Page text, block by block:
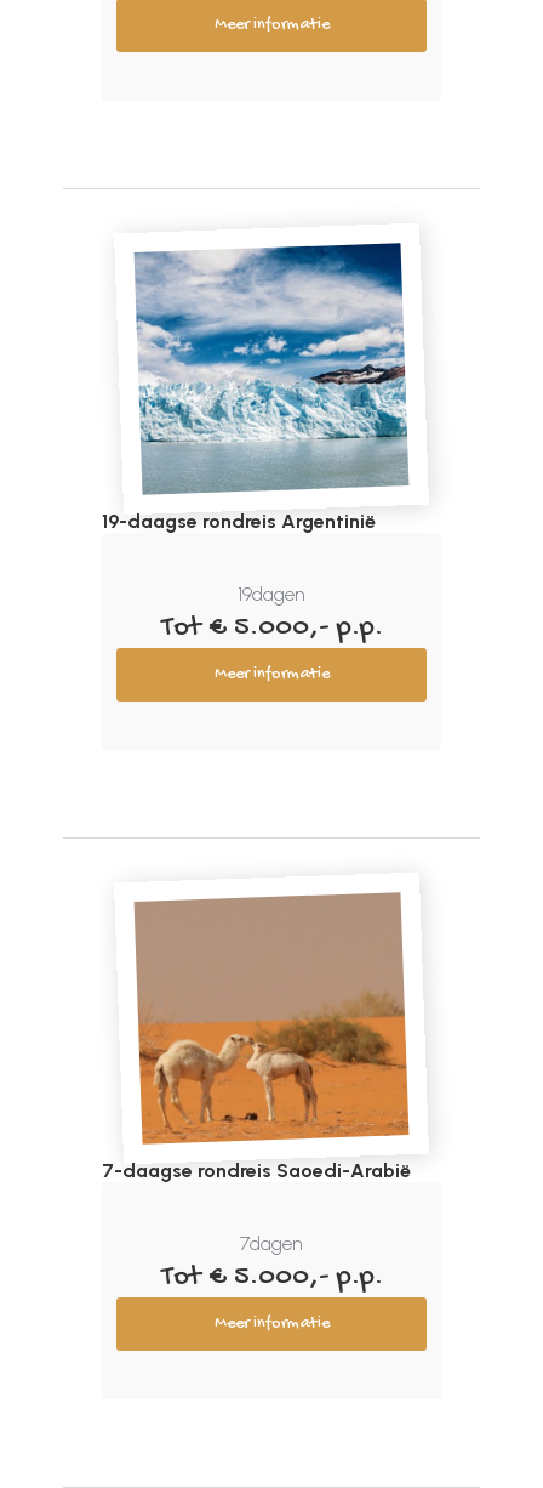
Meer informatie
19-daagse rondreis Argentinië
19dagen
Tot € 5.000,- p.p.
Meer informatie
7-daagse rondreis Saoedi-Arabië
7dagen
Tot € 5.000,- p.p.
Meer informatie